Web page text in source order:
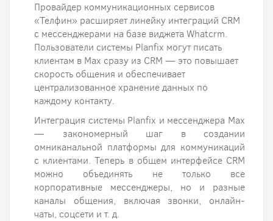
Провайдер коммуникационных сервисов
«Телфин» расширяет линейку интеграций CRM
с мессенджерами на базе виджета Whatcrm.
Пользователи системы Planfix могут писать
клиентам в Max сразу из CRM — это повышает
скорость общения и обеспечивает
централизованное хранение данных по
каждому контакту.
Интеграция системы Planfix и мессенджера Max
— закономерный шаг в создании
омниканальной платформы для коммуникаций
с клиентами. Теперь в общем интерфейсе CRM
можно объединять не только все
корпоративные мессенджеры, но и разные
каналы общения, включая звонки, онлайн-
чаты, соцсети и т. д.